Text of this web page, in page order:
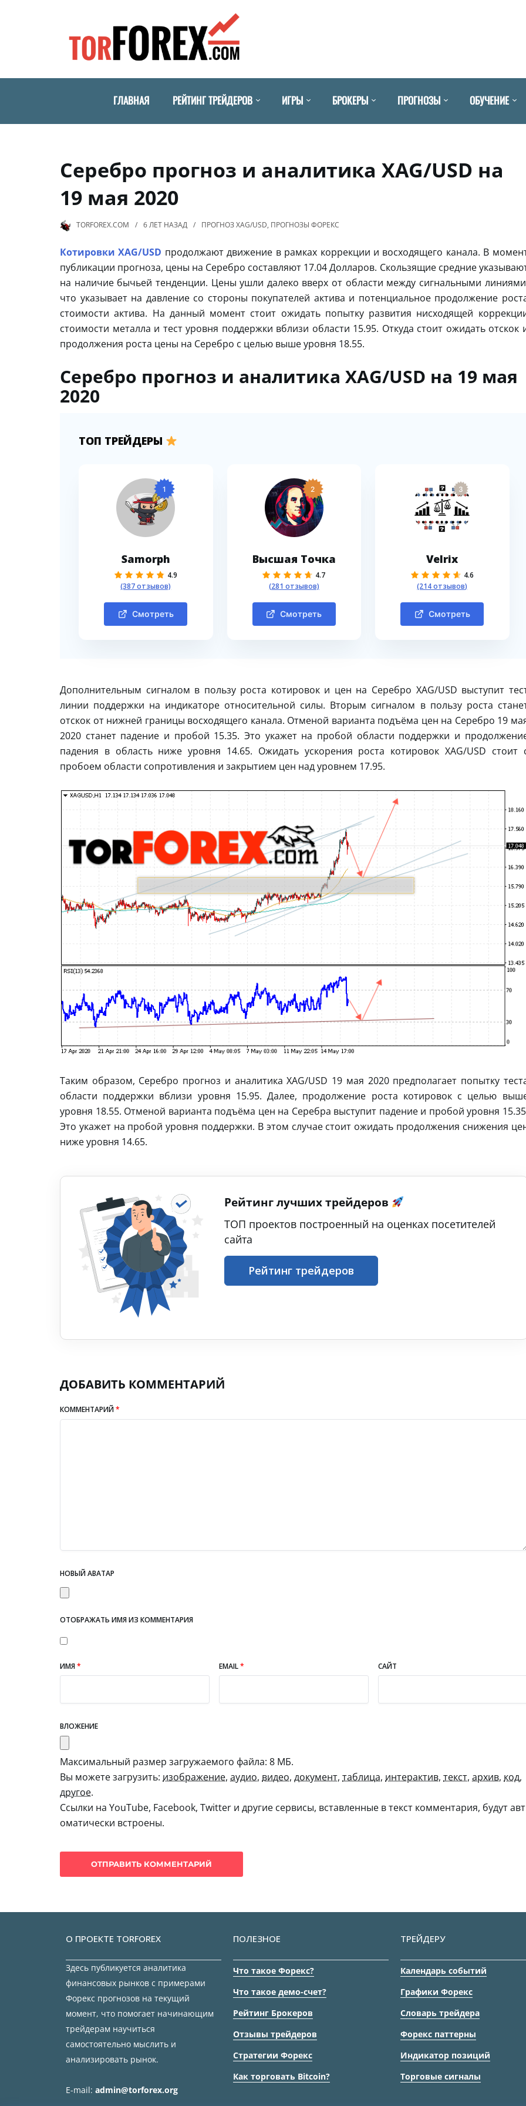
ГЛАВНАЯ РЕЙТИНГ ТРЕЙДЕРОВ ИГРЫ БРОКЕРЫ ПРОГНОЗЫ ОБУЧЕНИЕ
Серебро прогноз и аналитика XAG/USD на
19 мая 2020
TORFOREX.COM 6 ЛЕТ НАЗАД ПРОГНОЗ XAG/USD, ПРОГНОЗЫ ФОРЕКС
Котировки XAG/USD продолжают движение в рамках коррекции и восходящего канала. В
публикации прогноза, цены на Серебро составляют 17.04 Долларов. Скользящие средние
на наличие бычьей тенденции. Цены ушли далеко вверх от области между сигнальными
что указывает на давление со стороны покупателей актива и потенциальное продолжение
стоимости актива. На данный момент стоит ожидать попытку развития нисходящей
стоимости металла и тест уровня поддержки вблизи области 15.95. Откуда стоит ожидать отскок
продолжения роста цены на Серебро с целью выше уровня 18.55.
Серебро прогноз и аналитика XAG/USD на 19 мая
2020
ТОП ТРЕЙДЕРЫ
1
Samorph
4.9
(387 отзывов)
Смотреть
2
Высшая Точка
4.7
(281 отзывов)
Смотреть
3
Velrix
4.6
(214 отзывов)
Смотреть
Дополнительным сигналом в пользу роста котировок и цен на Серебро XAG/USD выступит
линии поддержки на индикаторе относительной силы. Вторым сигналом в пользу роста
отскок от нижней границы восходящего канала. Отменой варианта подъёма цен на Серебро 19
2020 станет падение и пробой 15.35. Это укажет на пробой области поддержки и
падения в область ниже уровня 14.65. Ожидать ускорения роста котировок XAG/USD стоит
пробоем области сопротивления и закрытием цен над уровнем 17.95.
Таким образом, Серебро прогноз и аналитика XAG/USD 19 мая 2020 предполагает попытку
области поддержки вблизи уровня 15.95. Далее, продолжение роста котировок с целью
уровня 18.55. Отменой варианта подъёма цен на Серебра выступит падение и пробой уровня
Это укажет на пробой уровня поддержки. В этом случае стоит ожидать продолжения снижения
ниже уровня 14.65.
Рейтинг лучших трейдеров
ТОП проектов построенный на оценках посетителей
сайта
Рейтинг трейдеров
ДОБАВИТЬ КОММЕНТАРИЙ
КОММЕНТАРИЙ*
НОВЫЙ АВАТАР
ОТОБРАЖАТЬ ИМЯ ИЗ КОММЕНТАРИЯ
ИМЯ* EMAIL* САЙТ
ВЛОЖЕНИЕ
Максимальный размер загружаемого файла: 8 МБ.
Вы можете загрузить: изображение, аудио, видео, документ, таблица, интерактив, текст, архив, код,
другое.
Ссылки на YouTube, Facebook, Twitter и другие сервисы, вставленные в текст комментария, будут авт
оматически встроены.
О ПРОЕКТЕ TORFOREX
Здесь публикуется аналитика
финансовых рынков с примерами
Форекс прогнозов на текущий
момент, что помогает начинающим
трейдерам научиться
самостоятельно мыслить и
анализировать рынок.
E-mail: admin@torforex.org
ПОЛЕЗНОЕ
Что такое Форекс?
Что такое демо-счет?
Рейтинг Брокеров
Отзывы трейдеров
Стратегии Форекс
Как торговать Bitcoin?
ТРЕЙДЕРУ
Календарь событий
Графики Форекс
Словарь трейдера
Форекс паттерны
Индикатор позиций
Торговые сигналы